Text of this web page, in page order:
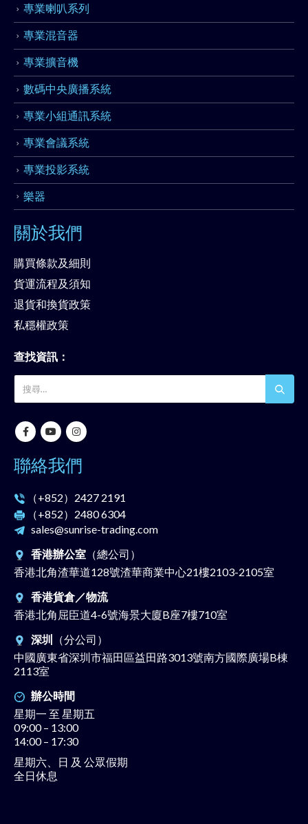
專業喇叭系列
專業混音器
專業擴音機
數碼中央廣播系統
專業小組通訊系統
專業會議系統
專業投影系統
樂器
關於我們
購買條款及細則
貨運流程及須知
退貨和換貨政策
私穩權政策
查找資訊：
聯絡我們
（+852） 2427 2191
（+852） 2480 6304
sales@sunrise-trading.com
香港辦公室 （總公司）
香港北角渣華道128號渣華商業中心21樓2103-2105室
香港貨倉／物流
香港北角屈臣道4-6號海景大廈B座7樓710室
深圳 （分公司）
中國廣東省深圳市福田區益田路3013號南方國際廣場B棟
2113室
辦公時間
星期一 至 星期五
09:00 – 13:00
14:00 – 17:30
星期六、日 及 公眾假期
全日休息